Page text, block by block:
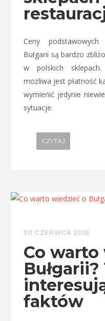
Ceny
Bułgarii są bardzo
w polskich
możliwa jest płatność
wymienić jedynie
sytuacje.
CZYTAJ
30 CZERWCA 2015
Co
Bułgarii?
faktów